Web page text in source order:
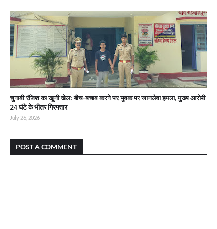
चुनावी रंजिश का खूनी खेल: बीच-बचाव करने पर युवक पर जानलेवा हमला, मुख्य आरोपी
24 घंटे के भीतर गिरफ्तार
July 26, 2026
POST A COMMENT